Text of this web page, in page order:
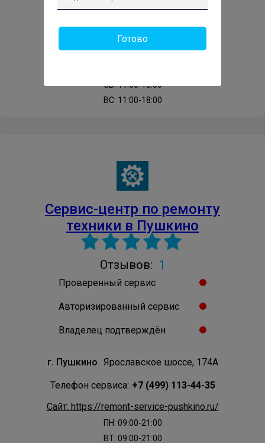
ПН: 10:00-19:00
СР: 10:00-19:00
СБ: 11:00-18:00
ВС: 11:00-18:00
Сервис-центр по ремонту
техники в Пушкино
Отзывов: 1
Проверенный сервис
Авторизированный сервис
Владелец подтверждён
г. Пушкино Ярославское шоссе, 174А
Телефон сервиса: +7 (499) 113-44-35
Сайт: https://remont-service-pushkino.ru/
ПН: 09:00-21:00
ВТ: 09:00-21:00
Готово